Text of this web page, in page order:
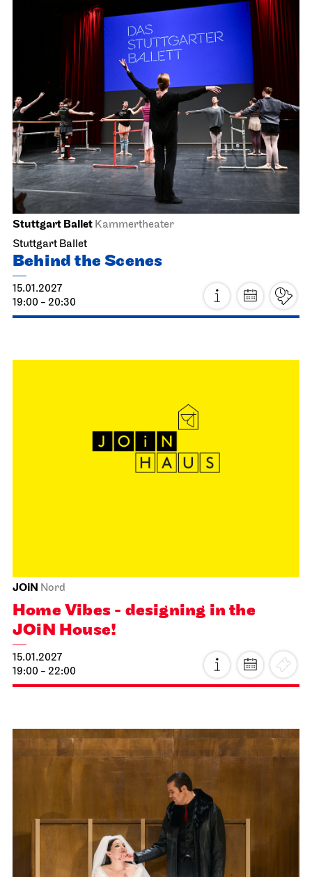
Stuttgart Ballet
Kammertheater
Stuttgart Ballet
Behind the Scenes
14.01.2027
19:00 - 20:30
Fri, 15.01.2027
Kammertheater
Behind the Scenes
Home Vibes - designing in the
JOiN House!